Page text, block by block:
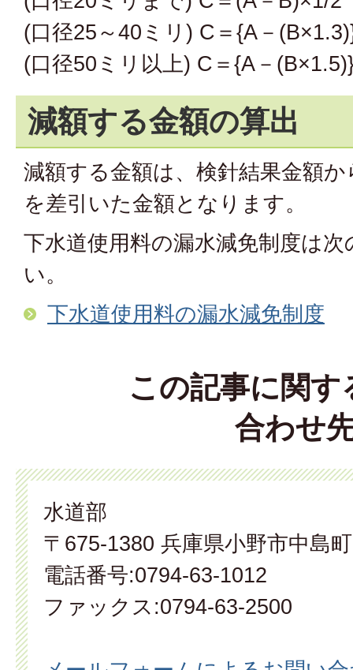
(口径25～40ミリ) C＝{A－
(口径50ミリ以上) C＝{A－
減額する金額の算出
減額する金額は、検針結果金額
を差引いた金額となります。
下水道使用料の漏水減免制度は
い。
下水道使用料の漏水減免制度
この記事に関す
合わせ
水道部
〒675-1380 兵庫県小野市中島
電話番号:0794-63-1012
ファックス:0794-63-2500